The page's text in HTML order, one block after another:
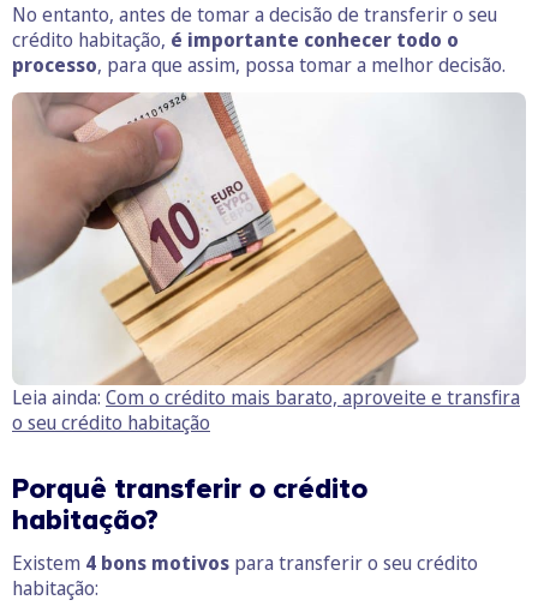
No entanto, antes de tomar a decisão de transferir o seu
crédito habitação, é importante conhecer todo o
processo, para que assim, possa tomar a melhor decisão.
Leia ainda: Com o crédito mais barato, aproveite e transfira
o seu crédito habitação
Porquê transferir o crédito
habitação?
Existem 4 bons motivos para transferir o seu crédito
habitação: